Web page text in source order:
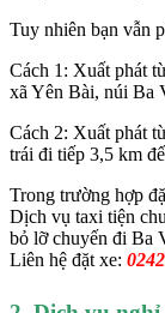
Tuy nhiên bạn vẫn
Cách 1: Xuất phát
xã Yên Bài, núi Ba
Cách 2: Xuất phát
trái đi tiếp 3,5 km
Trong trường hợp
Dịch vụ taxi tiện
bỏ lỡ chuyến đi Ba
Liên hệ đặt xe: